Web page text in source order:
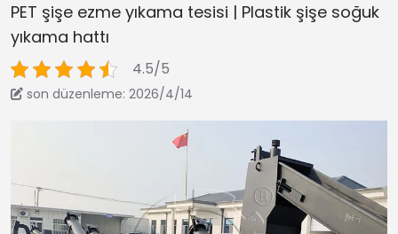
PET şişe ezme yıkama tesisi | Plastik şişe soğuk
yıkama hattı
4.5/5
son düzenleme: 2026/4/14